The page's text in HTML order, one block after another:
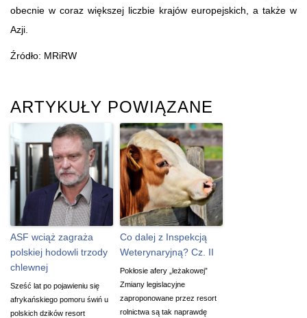
obecnie w coraz większej liczbie krajów europejskich, a także w
Azji.
Źródło: MRiRW
ARTYKUŁY POWIĄZANE
ASF wciąż zagraża
polskiej hodowli trzody
chlewnej
Sześć lat po pojawieniu się
afrykańskiego pomoru świń u
polskich dzików resort
Co dalej z Inspekcją
Weterynaryjną? Cz. II
Pokłosie afery „leżakowej”
Zmiany legislacyjne
zaproponowane przez resort
rolnictwa są tak naprawdę